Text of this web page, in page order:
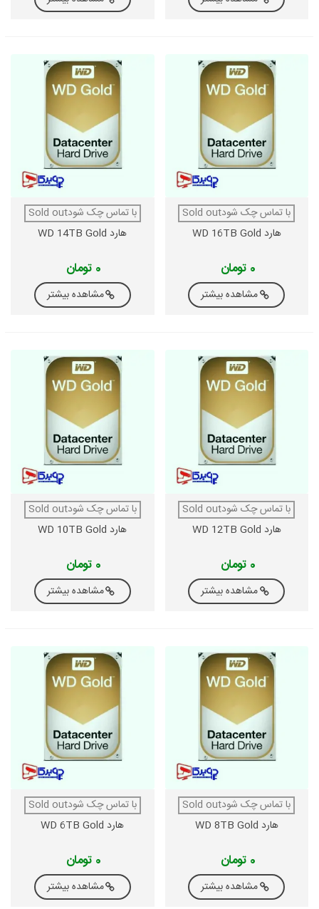
با تماس چک شودSold out
هارد WD 16TB Gold
0 تومان
مشاهده بیشتر
با تماس چک شودSold out
هارد WD 14TB Gold
0 تومان
مشاهده بیشتر
با تماس چک شودSold out
هارد WD 12TB Gold
0 تومان
مشاهده بیشتر
با تماس چک شودSold out
هارد WD 10TB Gold
0 تومان
مشاهده بیشتر
با تماس چک شودSold out
هارد WD 8TB Gold
0 تومان
مشاهده بیشتر
با تماس چک شودSold out
هارد WD 6TB Gold
0 تومان
مشاهده بیشتر